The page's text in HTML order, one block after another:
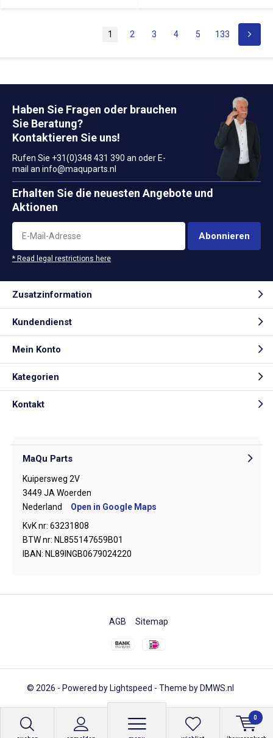
0
1 2 3 4 5 133
Haben Sie Fragen oder brauchen
Sie Beratung?
Kontaktieren Sie uns!
Rufen Sie +31(0)348 431 390 an oder E-
mail an info@maquparts.nl
Erhalten Sie die neuesten Angebote und
Aktionen
Abonnieren
* Read legal restrictions here
Zusatzinformation
Kundendienst
Mein Konto
Kategorien
Kontakt
MaQu Parts
Kuipersweg 2V
3449 JA Woerden
Nederland
Open in Google Maps
KvK nr: 63231808
BTW nr: NL855147659B01
IBAN: NL89INGB0679024220
© 2026 - Powered by Lightspeed - Theme by DMWS.nl
AGB Sitemap